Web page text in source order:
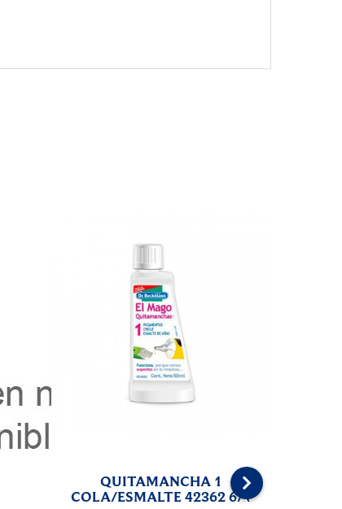
QUITAMANCHA 7
GRASA/CARBON 39463 6/1
›